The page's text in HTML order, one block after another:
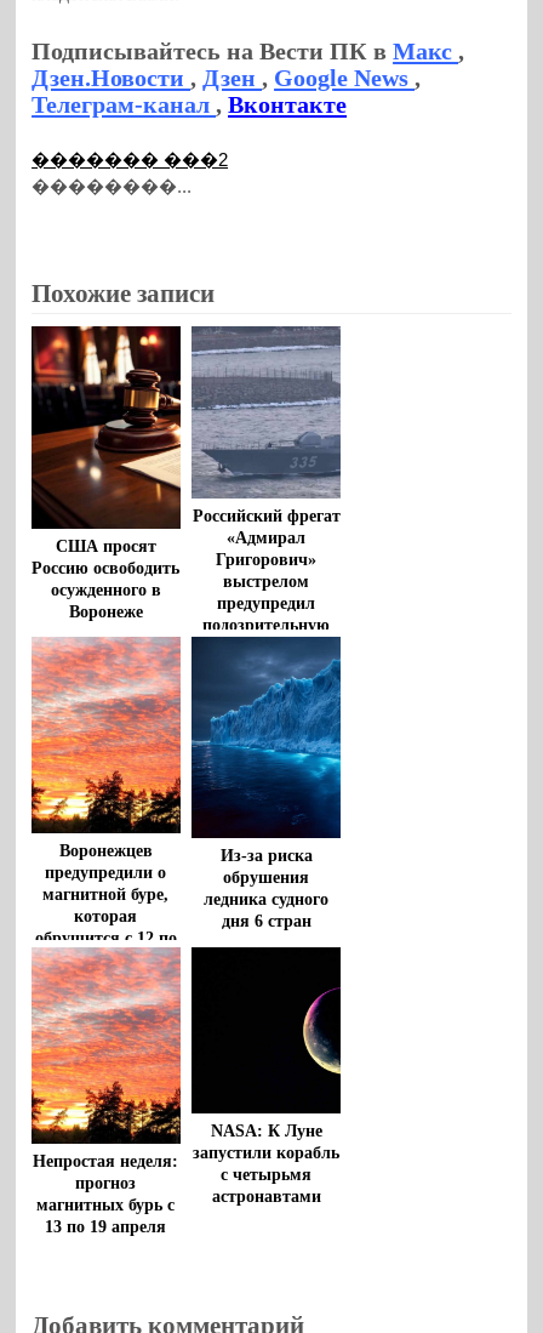
Подписывайтесь на Вести ПК вМакс,
Дзен.Новости, Дзен, Google News,
Телеграм-канал,Вконтакте
������� ���2
��������...
Похожие записи
США просят
Россию освободить
осужденного в
Воронеже
американца
Роберта Гилмана
Российский фрегат
«Адмирал
Григорович»
выстрелом
предупредил
подозрительную
яхту в Ла-Манше
Воронежцев
предупредили о
магнитной буре,
которая
обрушится с 12 по
13 июня
Из-за риска
обрушения
ледника судного
дня 6 стран
находятся под
Непростая неделя:
прогноз
магнитных бурь с
13 по 19 апреля
NASA: К Луне
запустили корабль
с четырьмя
астронавтами
Добавить комментарий